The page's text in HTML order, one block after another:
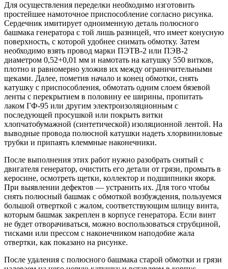
Для осуществления переделки необходимо изготовить
простейшее намоточное приспособление согласно рисунка.
Сердечник имитирует одноименную деталь полюсного
башмака генератора с той лишь разницей, что имеет конусную
поверхность, с которой удобнее снимать обмотку. Затем
необходимо взять провод марки ПЭТВ-2 или ПЭВ-2
диаметром 0,52+0,01 мм и намотать на катушку 550 витков,
плотно и равномерно уложив их между ограничительными
щеками. Далее, пометив начало и конец обмотки, снять
катушку с приспособления, обмотать одним слоем бязевой
ленты с перекрытием в половину ее ширины, пропитать
лаком ГФ-95 или другим электроизоляционным с
последующей просушкой или покрыть витки
хлопчатобумажной (синтетической) изоляционной лентой. На
выводные провода полюсной катушки надеть хлорвиниловые
трубки и припаять клеммные наконечники.
После выполнения этих работ нужно разобрать снятый с
двигателя генератор, очистить его детали от грязи, промыть в
керосине, осмотреть щетки, коллектор и подшипники якоря.
При выявлении дефектов — устранить их. Для того чтобы
снять полюсный башмак с обмоткой возбуждения, пользуемся
большой отверткой с жалом, соответствующим шлицу винта,
которым башмак закреплен в корпусе генератора. Если винт
не будет отворачиваться, можно воспользоваться струбциной,
тисками или прессом с наконечником наподобие жала
отвертки, как показано на рисунке.
После удаления с полюсного башмака старой обмотки и грязи